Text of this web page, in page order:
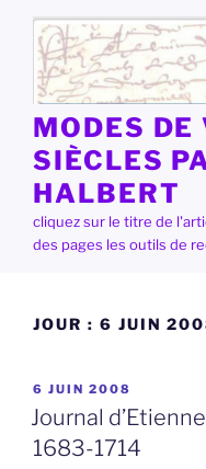
contenu
principal
MODES DE
SIÈCLES
HALBERT
cliquez sur le titre de
des pages les outils de
JOUR : 6 JUIN
PUBLIÉ
LE
6 JUIN 2008
Journal
1683-1714